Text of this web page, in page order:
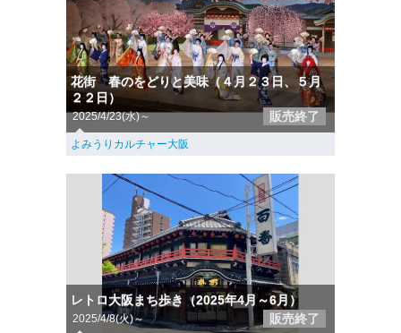
花街 春のをどりと美味（４月２３日、５月
２２日）
2025/4/23(水)～ 販売終了
よみうりカルチャー大阪
レトロ大阪まち歩き（2025年4月～6月）
2025/4/8(火)～ 販売終了